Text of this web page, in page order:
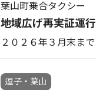
葉山町乗合タクシー
地域広げ再実証運行
２０２６年３月末まで
逗子・葉山